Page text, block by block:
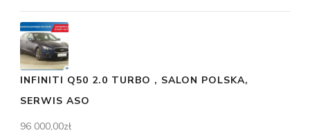
INFINITI Q50 2.0 TURBO , SALON POLSKA,
SERWIS ASO
96 000,00zł